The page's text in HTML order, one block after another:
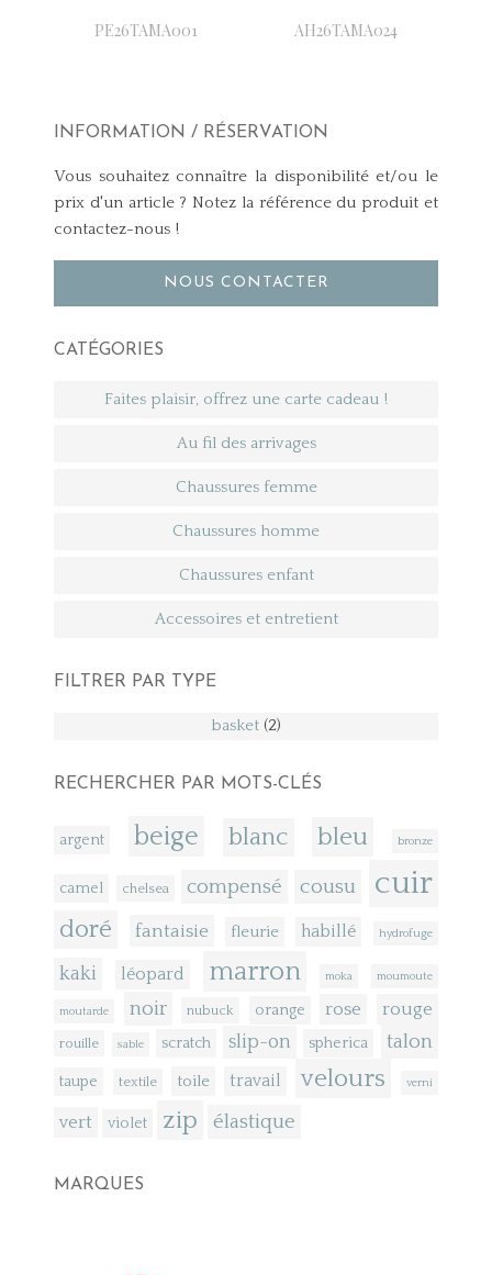
PE26TAMA001 AH26TAMA024
INFORMATION / RÉSERVATION
Vous souhaitez connaître la disponibilité et/ou le
prix d'un article ? Notez la référence du produit et
contactez-nous !
NOUS CONTACTER
CATÉGORIES
Faites plaisir, offrez une carte cadeau !
Au fil des arrivages
Chaussures femme
Chaussures homme
Chaussures enfant
Accessoires et entretient
FILTRER PAR TYPE
basket (2)
RECHERCHER PAR MOTS-CLÉS
argent beige blanc bleu bronze
camel chelsea compensé cousu cuir
doré fantaisie fleurie habillé hydrofuge
kaki léopard marron moka moumoute
moutarde noir nubuck orange rose rouge
rouille sable scratch slip-on spherica talon
taupe textile toile travail velours verni
vert violet zip élastique
MARQUES